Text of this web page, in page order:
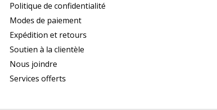
Politique de confidentialité
Modes de paiement
Expédition et retours
Soutien à la clientèle
Nous joindre
Services offerts